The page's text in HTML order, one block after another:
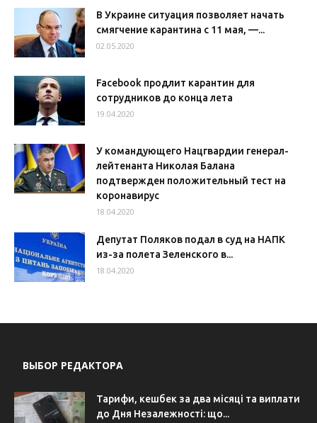
В Украине ситуация позволяет начать
смягчение карантина с 11 мая, —...
02.05.2020
Facebook продлит карантин для
сотрудников до конца лета
19.04.2020
У командующего Нацгвардии генерал-
лейтенанта Николая Балана
подтвержден положительный тест на
коронавирус
18.04.2020
Депутат Поляков подал в суд на НАПК
из-за полета Зеленского в...
18.04.2020
ВЫБОР РЕДАКТОРА
Тарифи, кешбек за два місяці та виплати
до Дня Незалежності: що...